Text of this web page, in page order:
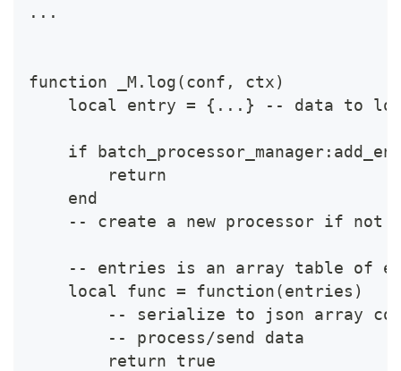
...
function _M.log(conf, ctx)
local entry = {...} -- data to
if
        return
    end
-- create a new processor if not
-- entries is an array table of
    local func = function(entries)
-- serialize to json array
        -- process/send data
        return true